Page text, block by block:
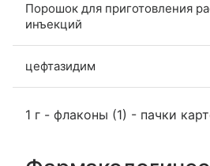
Порошок для приготовления
инъекций
цефтазидим
1 г - флаконы (1) - пачки